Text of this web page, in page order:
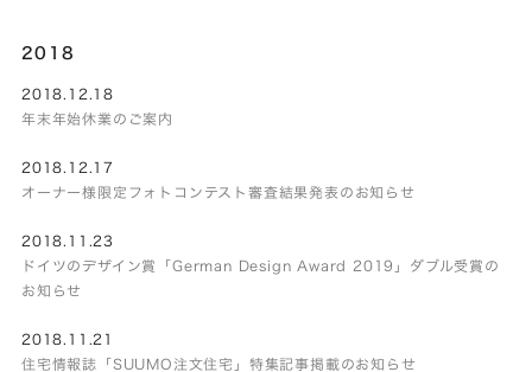
2018
2018.12.18
年末年始休業のご案内
2018.12.17
オーナー様限定フォトコンテスト審査結果発表のお知らせ
2018.11.23
ドイツのデザイン賞「German Design Award 2019」ダブル受賞の
お知らせ
2018.11.21
住宅情報誌「SUUMO注文住宅」特集記事掲載のお知らせ